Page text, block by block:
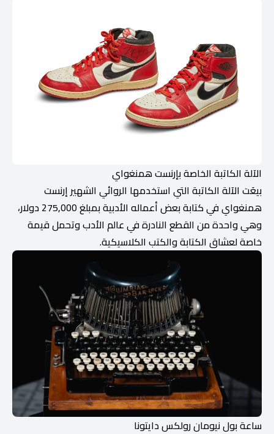
الآلة الكاتبة الخاصة بإرنست همنغواي
بيعَت الآلة الكاتبة التي استخدمها الروائي الشهير إرنست
همنغواي في كتابة بعض أعماله الأدبية بمبلغ 275,000 دولار،
وهي واحدة من القطع النادرة في عالم الأدب وتحمل قيمة
خاصة لعشاق الكتابة والكتب الكلاسيكية.
ساعة بول نيومان رولكس دايتونا